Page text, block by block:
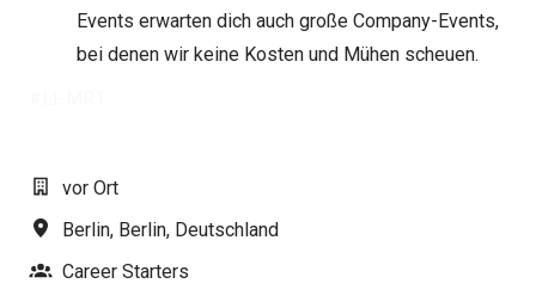
Events erwarten dich auch große Company-Events,
bei denen wir keine Kosten und Mühen scheuen.
vor Ort
Berlin, Berlin, Deutschland
Career Starters